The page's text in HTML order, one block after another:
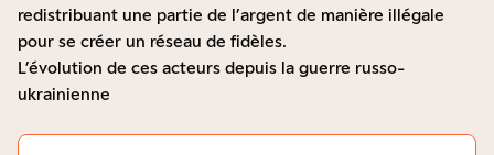
redistribuant une partie de l’argent de manière illégale
pour se créer un réseau de fidèles.
L’évolution de ces acteurs depuis la guerre russo-
ukrainienne